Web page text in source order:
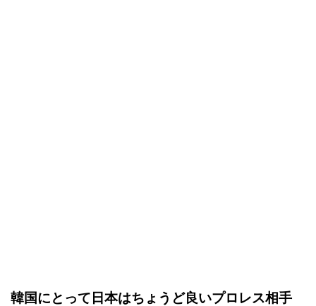
韓国にとって日本はちょうど良いプロレス相手